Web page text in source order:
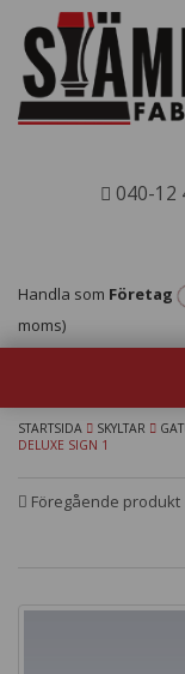
040-12
Handla som Företag
moms)
STARTSIDA SKYLTAR
DELUXE SIGN 1
Föregående produkt